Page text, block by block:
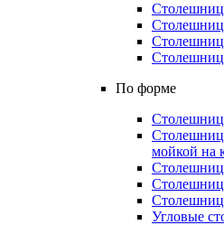
По форме
мойкой на
Угловые